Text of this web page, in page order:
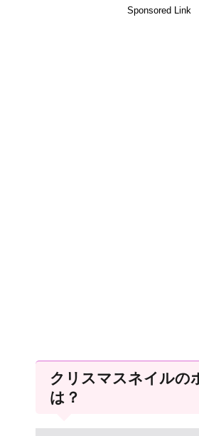
Sponsored Link
クリスマスネイルの
は？